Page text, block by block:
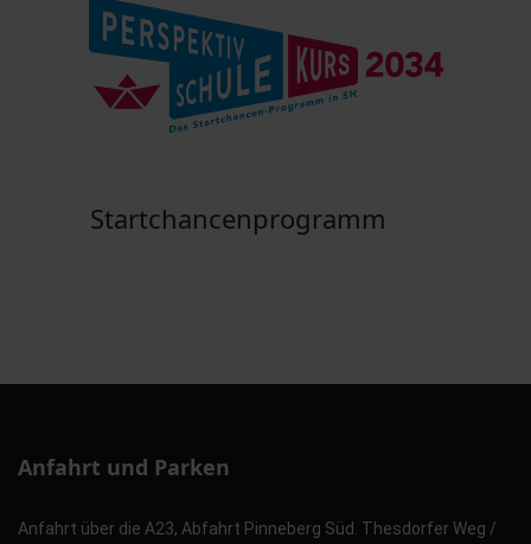
Startchancenprogramm
Anfahrt und Parken
Anfahrt über die A23, Abfahrt Pinneberg Süd. Thesdorfer Weg /